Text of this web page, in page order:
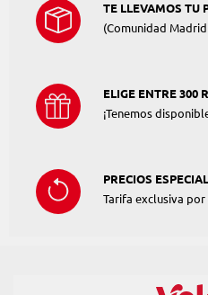
TE LLEVAMOS TU
(Comunidad
ELIGE ENTRE 300
¡Tenemos
PRECIOS
Tarifa exclusiva